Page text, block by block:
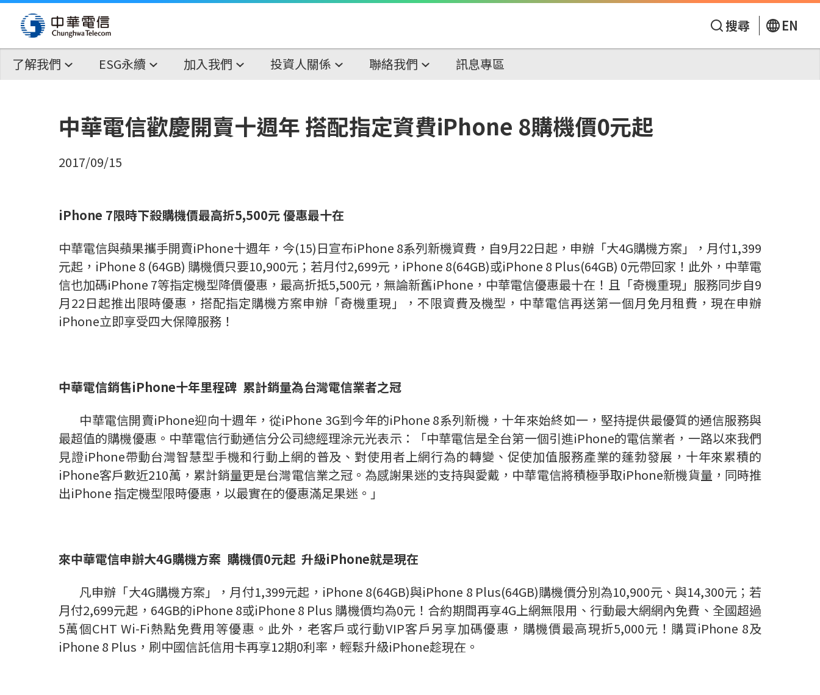
搜尋 EN
了解我們 ESG永續 加入我們 投資人關係 聯絡我們 訊息專區
中華電信歡慶開賣十週年 搭配指定資費iPhone 8購機價0元起
2017/09/15
iPhone 7限時下殺購機價最高折5,500元優惠最十在
中華電信與蘋果攜手開賣iPhone十週年，今(15)日宣布iPhone 8系列新機資費，自9月22日起，申辦「大4G購機方案」，月付1,399
元起，iPhone 8 (64GB) 購機價只要10,900元；若月付2,699元，iPhone 8(64GB)或iPhone 8 Plus(64GB) 0元帶回家！此外，中華電
信也加碼iPhone 7等指定機型降價優惠，最高折抵5,500元，無論新舊iPhone，中華電信優惠最十在！且「奇機重現」服務同步自9
月22日起推出限時優惠，搭配指定購機方案申辦「奇機重現」，不限資費及機型，中華電信再送第一個月免月租費，現在申辦
iPhone立即享受四大保障服務！
中華電信銷售iPhone十年里程碑 累計銷量為台灣電信業者之冠
中華電信開賣iPhone迎向十週年，從iPhone 3G到今年的iPhone 8系列新機，十年來始終如一，堅持提供最優質的通信服務與
最超值的購機優惠。中華電信行動通信分公司總經理涂元光表示：「中華電信是全台第一個引進iPhone的電信業者，一路以來我們
見證iPhone帶動台灣智慧型手機和行動上網的普及、對使用者上網行為的轉變、促使加值服務產業的蓬勃發展，十年來累積的
iPhone客戶數近210萬，累計銷量更是台灣電信業之冠。為感謝果迷的支持與愛戴，中華電信將積極爭取iPhone新機貨量，同時推
出iPhone 指定機型限時優惠，以最實在的優惠滿足果迷。」
來中華電信申辦大4G購機方案 購機價0元起 升級iPhone就是現在
凡申辦「大4G購機方案」，月付1,399元起，iPhone 8(64GB)與iPhone 8 Plus(64GB)購機價分別為10,900元、與14,300元；若
月付2,699元起，64GB的iPhone 8或iPhone 8 Plus 購機價均為0元！合約期間再享4G上網無限用、行動最大網網內免費、全國超過
5萬個CHT Wi-Fi熱點免費用等優惠。此外，老客戶或行動VIP客戶另享加碼優惠，購機價最高現折5,000元！購買iPhone 8及
iPhone 8 Plus，刷中國信託信用卡再享12期0利率，輕鬆升級iPhone趁現在。